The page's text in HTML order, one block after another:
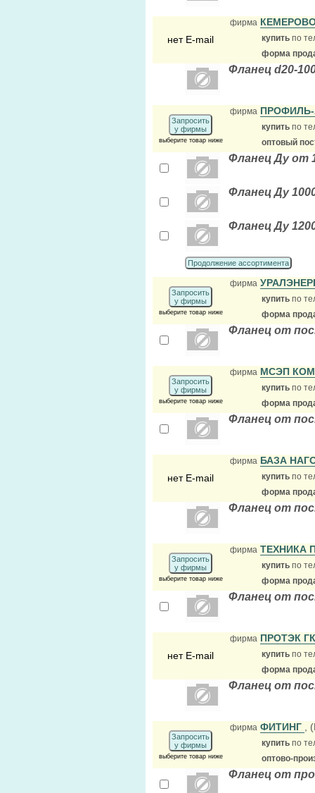
нет E-mail
фирма
купить по
форма
Фланец d20-
Запросить
у фирмы
выберите товар ниже
фирма
купить по
оптовый
Фланец Ду от
Фланец Ду
Фланец Ду
Продолжение ассортимента
Запросить
у фирмы
выберите товар ниже
фирма
купить по
форма
Фланец от
Запросить
у фирмы
выберите товар ниже
фирма МСЭП
купить по
форма
Фланец от
нет E-mail
фирма БАЗА
купить по
форма
Фланец от
Запросить
у фирмы
выберите товар ниже
фирма ТЕХНИКА
купить по
форма
Фланец от
нет E-mail
фирма ПРОТЭК
купить по
форма
Фланец от
Запросить
у фирмы
выберите товар ниже
фирма ФИТИНГ ,
купить по
оптово-
Фланец от